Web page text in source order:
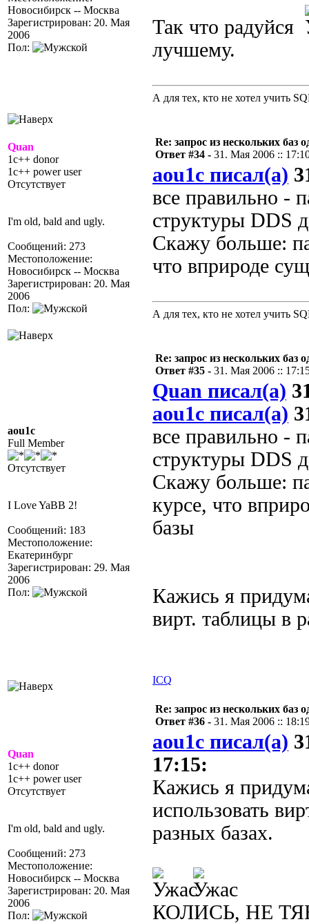
Новосибирск -- Москва
Зарегистрирован: 20. Мая
2006
Пол:
Так что радуйся
лучшему.
А для тех, кто не хотел учить
Quan
1c++ donor
1c++ power user
Отсутствует
I'm old, bald and ugly.
Сообщений: 273
Местоположение:
Новосибирск -- Москва
Зарегистрирован: 20. Мая
2006
Пол:
Re: запрос из нескольких баз
Ответ #34 - 31. Мая 2006 ::
aou1c писал(а)
все правильно -
структуры DDS
Скажу больше:
что вприроде
А для тех, кто не хотел учить
aou1c
Full Member
Отсутствует
I Love YaBB 2!
Сообщений: 183
Местоположение:
Екатеринбург
Зарегистрирован: 29. Мая
2006
Пол:
Re: запрос из нескольких баз
Ответ #35 - 31. Мая 2006 ::
Quan писал(а)
aou1c писал(а)
все правильно -
структуры DDS
Скажу больше:
курсе, что
базы
Кажись я
вирт. таблицы в
ICQ
Quan
1c++ donor
1c++ power user
Отсутствует
I'm old, bald and ugly.
Сообщений: 273
Местоположение:
Новосибирск -- Москва
Зарегистрирован: 20. Мая
2006
Пол:
Re: запрос из нескольких баз
Ответ #36 - 31. Мая 2006 ::
aou1c писал(а)
17:15:
Кажись я
использовать
разных базах.
КОЛИСЬ, НЕ